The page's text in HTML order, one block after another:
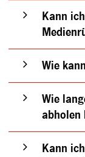
Kann
Wie
Wie
abholen
Kann